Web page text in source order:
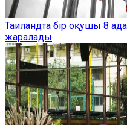
Таиландта бір оқушы 8
жаралады